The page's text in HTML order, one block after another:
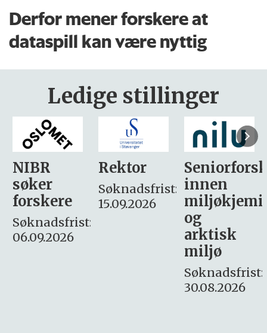
Derfor mener forskere at
dataspill kan være nyttig
Ledige stillinger
Rektor
Søknadsfrist:
15.09.2026
Seniorforsker
innen
miljøkjemi
søker
– fast
Søknadsfrist:
16. august.